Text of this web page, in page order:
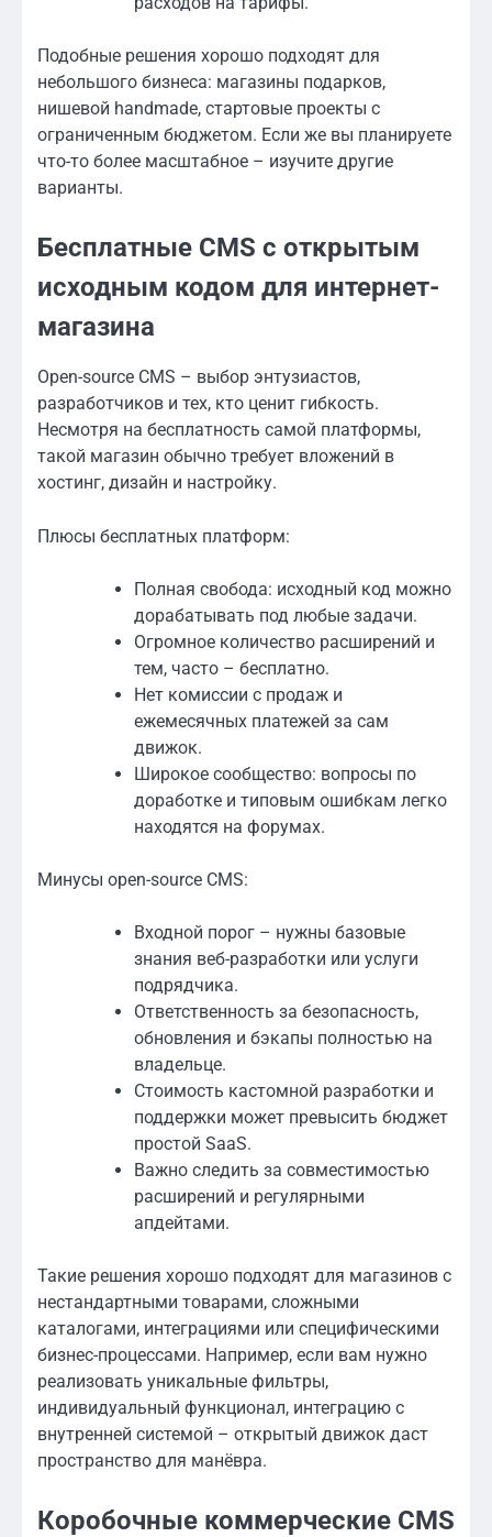
Подобные решения хорошо подходят для
небольшого бизнеса: магазины подарков,
нишевой handmade, стартовые проекты с
ограниченным бюджетом. Если же вы планируете
что-то более масштабное – изучите другие
варианты.
Бесплатные CMS с открытым
исходным кодом для интернет-
магазина
Open-source CMS – выбор энтузиастов,
разработчиков и тех, кто ценит гибкость.
Несмотря на бесплатность самой платформы,
такой магазин обычно требует вложений в
хостинг, дизайн и настройку.
Плюсы бесплатных платформ:
Полная свобода: исходный код можно
дорабатывать под любые задачи.
Огромное количество расширений и
тем, часто – бесплатно.
Нет комиссии с продаж и
ежемесячных платежей за сам
движок.
Широкое сообщество: вопросы по
доработке и типовым ошибкам легко
находятся на форумах.
Минусы open-source CMS:
Входной порог – нужны базовые
знания веб-разработки или услуги
подрядчика.
Ответственность за безопасность,
обновления и бэкапы полностью на
владельце.
Стоимость кастомной разработки и
поддержки может превысить бюджет
простой SaaS.
Важно следить за совместимостью
расширений и регулярными
апдейтами.
Такие решения хорошо подходят для магазинов с
нестандартными товарами, сложными
каталогами, интеграциями или специфическими
бизнес-процессами. Например, если вам нужно
реализовать уникальные фильтры,
индивидуальный функционал, интеграцию с
внутренней системой – открытый движок даст
пространство для манёвра.
Коробочные коммерческие CMS